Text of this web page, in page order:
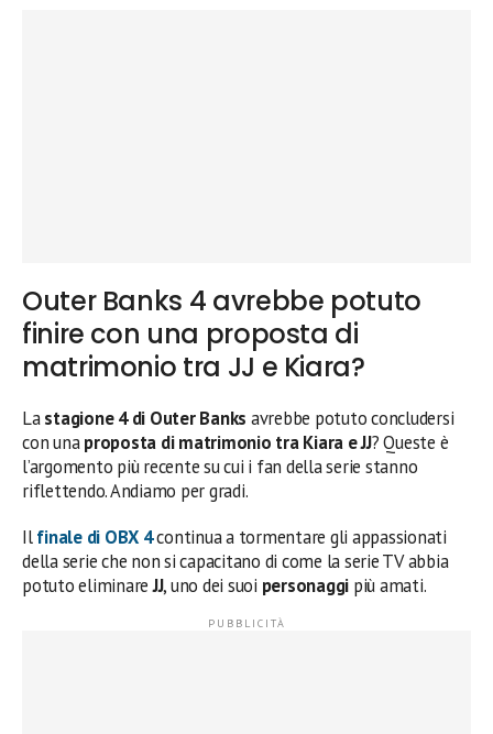
Outer Banks 4 avrebbe potuto
finire con una proposta di
matrimonio tra JJ e Kiara?
Lastagione 4 di Outer Banks avrebbe potuto concludersi
con unaproposta di matrimonio tra Kiara e JJ? Queste è
l’argomento più recente su cui i fan della serie stanno
riflettendo. Andiamo per gradi.
Il finale di OBX 4continua a tormentare gli appassionati
della serie che non si capacitano di come la serie TV abbia
potuto eliminareJJ, uno dei suoi personaggi più amati.